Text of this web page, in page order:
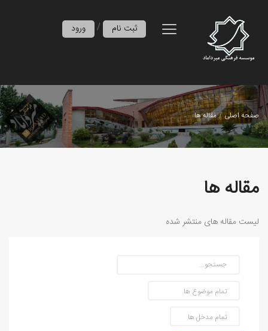
ورود / ثبت نام
صفحه اصلی مقاله ها
مقاله ها
لیست مقاله های منتشر شده